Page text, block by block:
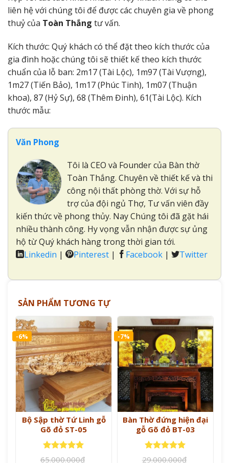
liên hệ với chúng tôi để được các chuyên gia về phong
thuỷ của Toàn Thắng tư vấn.
Kích thước: Quý khách có thể đặt theo kích thước của
gia đình hoặc chúng tôi sẽ thiết kế theo kích thước
chuẩn của lỗ ban: 2m17 (Tài Lộc), 1m97 (Tài Vượng),
1m27 (Tiến Bảo), 1m17 (Phúc Tinh), 1m07 (Thuận
khoa), 87 (Hỷ Sự), 68 (Thêm Đinh), 61(Tài Lộc). Kích
thước mẫu:
Văn Phong
Tôi là CEO và Founder của Bàn thờ
Toàn Thắng. Chuyên về thiết kế và thi
công nội thất phòng thờ. Với sự hỗ
trợ của đội ngủ Thợ, Tư vấn viên đầy
kiến thức về phong thủy. Nay Chúng tôi đã gặt hái
nhiều thành công. Hy vọng vẫn nhận được sự ủng
hộ từ Quý khách hàng trong thời gian tới.
Linkedin | Pinterest | Facebook | Twitter
SẢN PHẨM TƯƠNG TỰ
-6%
Bộ Sập thờ Tứ Linh gỗ
Gõ đỏ ST-05
Được xếp
65.000.000₫
-7%
Bàn Thờ đứng hiện đại
gỗ Gõ đỏ BT-03
Được xếp
29.000.000₫